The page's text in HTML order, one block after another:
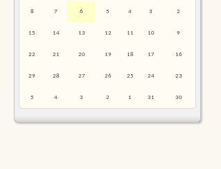
2
3
4
5
6
7
8
9
10
11
12
13
14
15
16
17
18
19
20
21
22
23
24
25
26
27
28
29
30
31
1
2
3
4
5